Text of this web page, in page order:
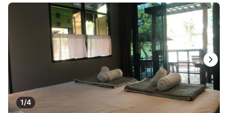
1/4